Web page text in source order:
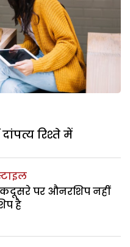
रिश्ते में
पर औनरशिप नहीं
है